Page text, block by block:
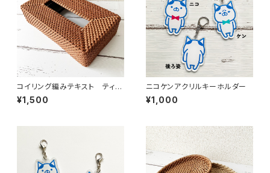
コイリング編みテキスト ティッ
シュケース 2種
¥1,500
ニコケンアクリルキーホルダー
¥1,000